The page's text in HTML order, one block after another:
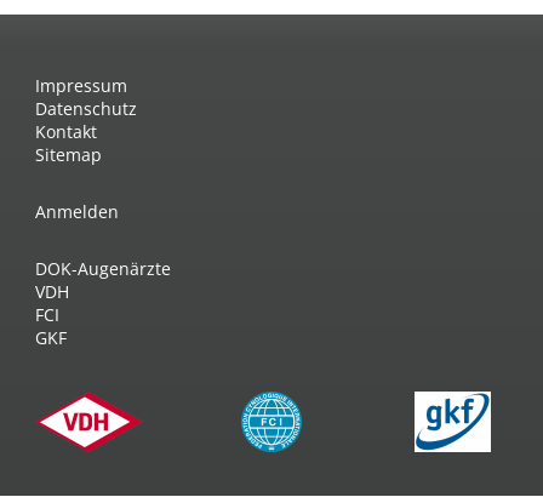
Impressum
Datenschutz
Kontakt
Sitemap
Anmelden
DOK-Augenärzte
VDH
FCI
GKF